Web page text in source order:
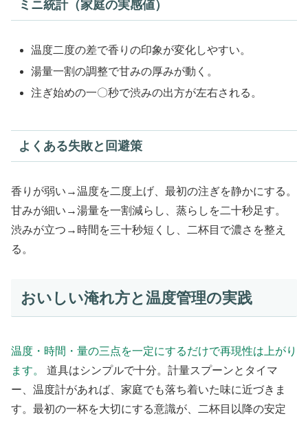
ミニ統計（家庭の実感値）
温度二度の差で香りの印象が変化しやすい。
湯量一割の調整で甘みの厚みが動く。
注ぎ始めの一〇秒で渋みの出方が左右される。
よくある失敗と回避策
香りが弱い→温度を二度上げ、最初の注ぎを静かにする。
甘みが細い→湯量を一割減らし、蒸らしを二十秒足す。
渋みが立つ→時間を三十秒短くし、二杯目で濃さを整え
る。
おいしい淹れ方と温度管理の実践
温度・時間・量の三点を一定にするだけで再現性は上がり
ます。
道具はシンプルで十分。計量スプーンとタイマ
ー、温度計があれば、家庭でも落ち着いた味に近づきま
す。最初の一杯を大切にする意識が、二杯目以降の安定